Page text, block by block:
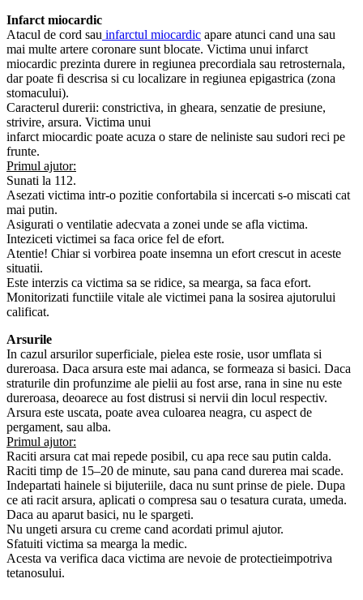
Infarct miocardic
Atacul de cord sau infarctul miocardic apare atunci cand una sau
mai multe artere coronare sunt blocate. Victima unui infarct
miocardic prezinta durere in regiunea precordiala sau retrosternala,
dar poate fi descrisa si cu localizare in regiunea epigastrica (zona
stomacului).
Caracterul durerii: constrictiva, in gheara, senzatie de presiune,
strivire, arsura. Victima unui
infarct miocardic poate acuza o stare de neliniste sau sudori reci pe
frunte.
Primul ajutor:
Sunati la 112.
Asezati victima intr-o pozitie confortabila si incercati s-o miscati cat
mai putin.
Asigurati o ventilatie adecvata a zonei unde se afla victima.
Inteziceti victimei sa faca orice fel de efort.
Atentie! Chiar si vorbirea poate insemna un efort crescut in aceste
situatii.
Este interzis ca victima sa se ridice, sa mearga, sa faca efort.
Monitorizati functiile vitale ale victimei pana la sosirea ajutorului
calificat.
Arsurile
In cazul arsurilor superficiale, pielea este rosie, usor umflata si
dureroasa. Daca arsura este mai adanca, se formeaza si basici. Daca
straturile din profunzime ale pielii au fost arse, rana in sine nu este
dureroasa, deoarece au fost distrusi si nervii din locul respectiv.
Arsura este uscata, poate avea culoarea neagra, cu aspect de
pergament, sau alba.
Primul ajutor:
Raciti arsura cat mai repede posibil, cu apa rece sau putin calda.
Raciti timp de 15–20 de minute, sau pana cand durerea mai scade.
Indepartati hainele si bijuteriile, daca nu sunt prinse de piele. Dupa
ce ati racit arsura, aplicati o compresa sau o tesatura curata, umeda.
Daca au aparut basici, nu le spargeti.
Nu ungeti arsura cu creme cand acordati primul ajutor.
Sfatuiti victima sa mearga la medic.
Acesta va verifica daca victima are nevoie de protectieimpotriva
tetanosului.